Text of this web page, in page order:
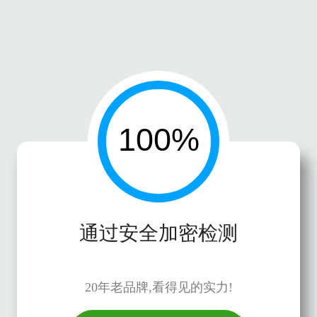
通过安全加密检测
20年老品牌,看得见的实力!